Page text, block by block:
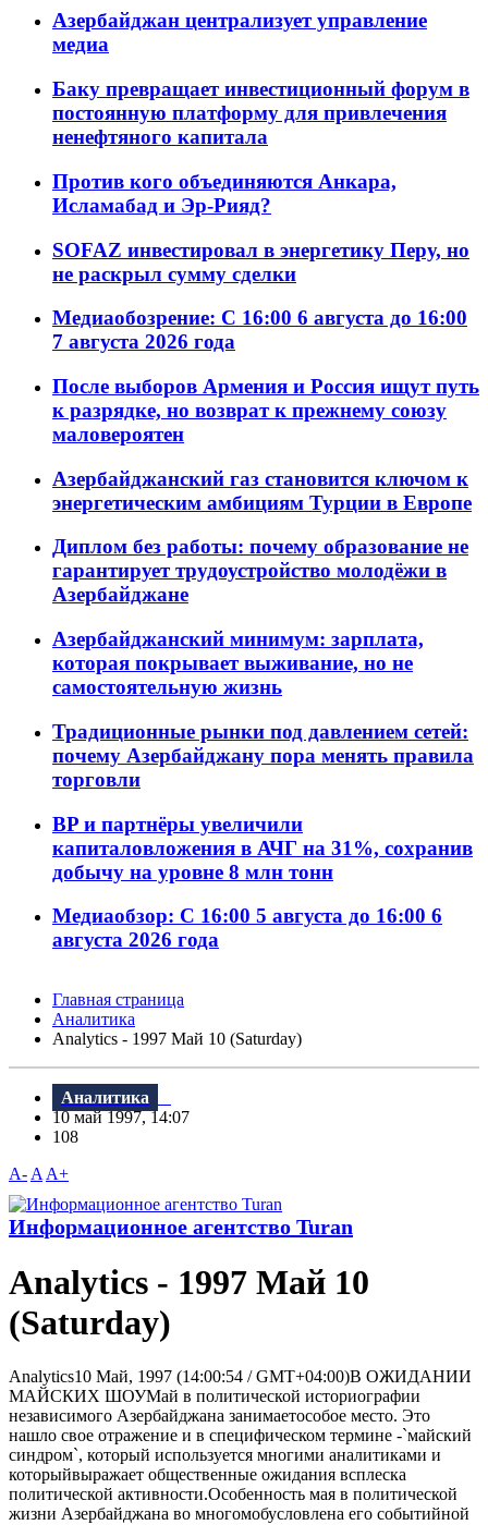
Азербайджан централизует управление
медиа
Баку превращает инвестиционный форум в
постоянную платформу для привлечения
ненефтяного капитала
Против кого объединяются Анкара,
Исламабад и Эр-Рияд?
SOFAZ инвестировал в энергетику Перу, но
не раскрыл сумму сделки
Медиаобозрение: С 16:00 6 августа до 16:00
7 августа 2026 года
После выборов Армения и Россия ищут путь
к разрядке, но возврат к прежнему союзу
маловероятен
Азербайджанский газ становится ключом к
энергетическим амбициям Турции в Европе
Диплом без работы: почему образование не
гарантирует трудоустройство молодёжи в
Азербайджане
Азербайджанский минимум: зарплата,
которая покрывает выживание, но не
самостоятельную жизнь
Традиционные рынки под давлением сетей:
почему Азербайджану пора менять правила
торговли
BP и партнёры увеличили
капиталовложения в АЧГ на 31%, сохранив
добычу на уровне 8 млн тонн
Медиаобзор: С 16:00 5 августа до 16:00 6
августа 2026 года
Главная страница
Аналитика
Analytics - 1997 Май 10 (Saturday)
Аналитика
10 май 1997, 14:07
108
A- A A+
Информационное агентство Turan
Analytics - 1997 Май 10
(Saturday)
Analytics10 Май, 1997 (14:00:54 / GMT+04:00)В ОЖИДАНИИ
МАЙСКИХ ШОУМай в политической историографии
независимого Азербайджана занимаетособое место. Это
нашло свое отражение и в специфическом термине -`майский
синдром`, который используется многими аналитиками и
которыйвыражает общественные ожидания всплеска
политической активности.Особенность мая в политической
жизни Азербайджана во многомобусловлена его событийной